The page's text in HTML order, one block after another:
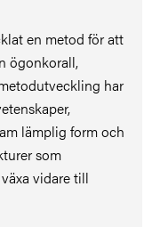
en metod för att
ögonkorall,
har
lämplig form och
som
vidare till